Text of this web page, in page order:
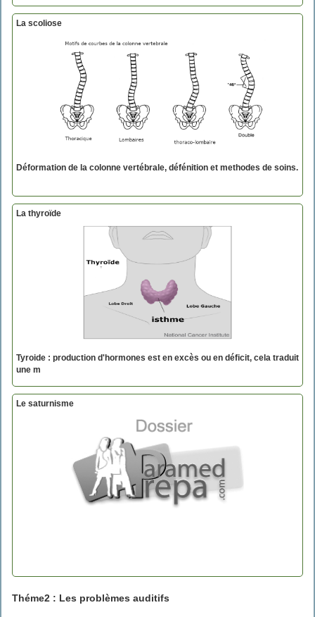
La scoliose
Déformation de la colonne vertébrale, défénition et methodes de soins.
La thyroïde
Tyroide : production d'hormones est en excès ou en déficit, cela traduit
une m
Le saturnisme
Théme2 : Les problèmes auditifs